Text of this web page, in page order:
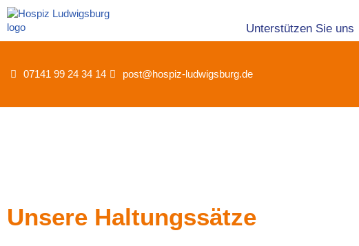
Zum
Unterstützen Sie uns
07141 99 24 34 14 post@hospiz-ludwigsburg.de
Unsere Haltungssätze